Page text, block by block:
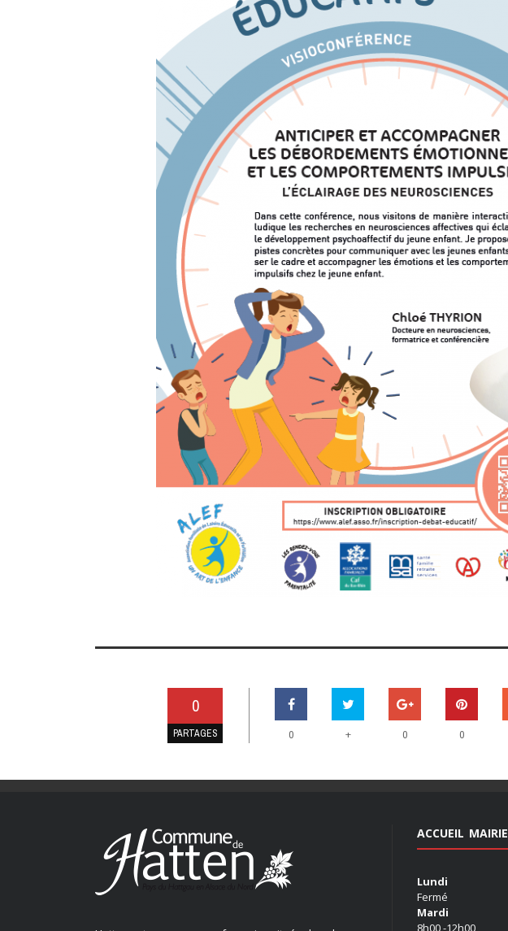
0
PARTAGES 0 + 0 0
ACCUEIL MAIRIE
Lundi
Fermé
Mardi
8h00 -12h00